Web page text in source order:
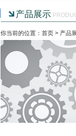
产品展示
你当前的位置：首页 > 产品